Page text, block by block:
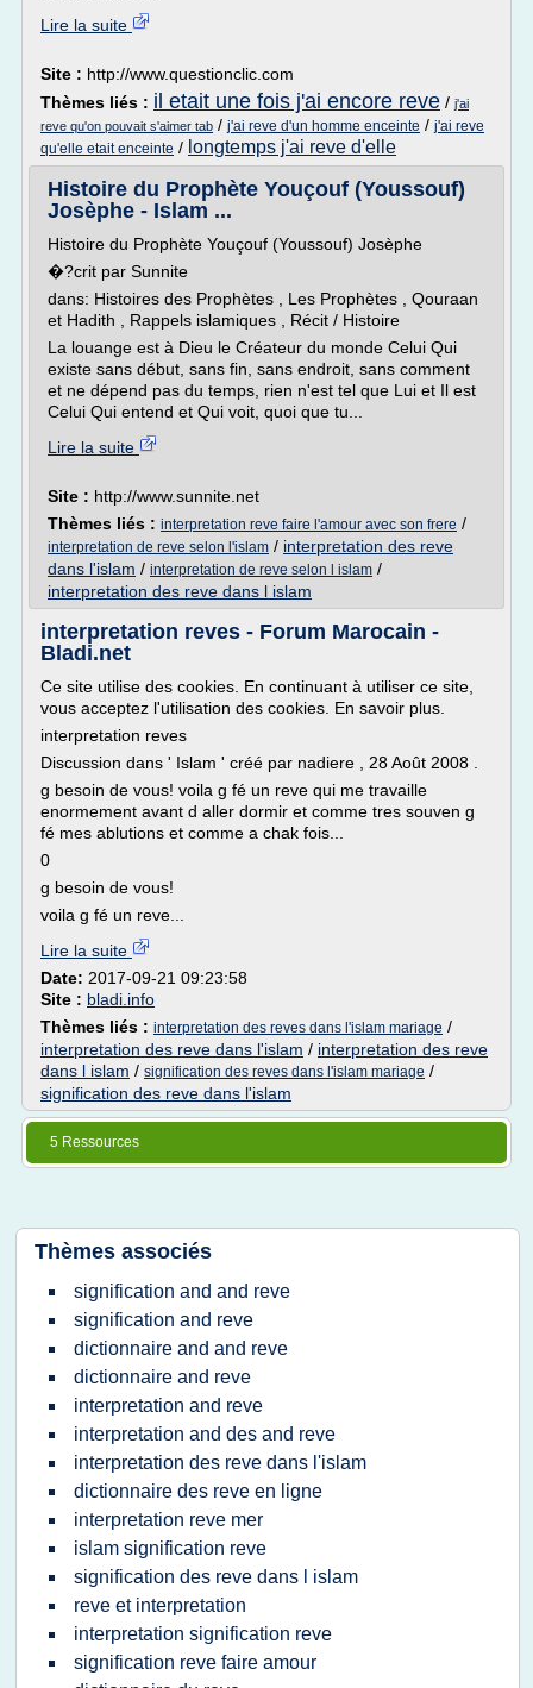
Lire la suite
Site : http://www.questionclic.com
Thèmes liés : il etait une fois j'ai encore reve / j'ai
reve qu'on pouvait s'aimer tab / j'ai reve d'un homme enceinte / j'ai reve
qu'elle etait enceinte / longtemps j'ai reve d'elle
Histoire du Prophète Youçouf (Youssouf)
Josèphe - Islam ...
Histoire du Prophète Youçouf (Youssouf) Josèphe
�?crit par Sunnite
dans: Histoires des Prophètes , Les Prophètes , Qouraan
et Hadith , Rappels islamiques , Récit / Histoire
La louange est à Dieu le Créateur du monde Celui Qui
existe sans début, sans fin, sans endroit, sans comment
et ne dépend pas du temps, rien n'est tel que Lui et Il est
Celui Qui entend et Qui voit, quoi que tu...
Lire la suite
Site : http://www.sunnite.net
Thèmes liés : interpretation reve faire l'amour avec son frere /
interpretation de reve selon l'islam / interpretation des reve
dans l'islam / interpretation de reve selon l islam /
interpretation des reve dans l islam
interpretation reves - Forum Marocain -
Bladi.net
Ce site utilise des cookies. En continuant à utiliser ce site,
vous acceptez l'utilisation des cookies. En savoir plus.
interpretation reves
Discussion dans ' Islam ' créé par nadiere , 28 Août 2008 .
g besoin de vous! voila g fé un reve qui me travaille
enormement avant d aller dormir et comme tres souven g
fé mes ablutions et comme a chak fois...
0
g besoin de vous!
voila g fé un reve...
Lire la suite
Date: 2017-09-21 09:23:58
Site : bladi.info
Thèmes liés : interpretation des reves dans l'islam mariage /
interpretation des reve dans l'islam / interpretation des reve
dans l islam / signification des reves dans l'islam mariage /
signification des reve dans l'islam
5 Ressources
Thèmes associés
signification and and reve
signification and reve
dictionnaire and and reve
dictionnaire and reve
interpretation and reve
interpretation and des and reve
interpretation des reve dans l'islam
dictionnaire des reve en ligne
interpretation reve mer
islam signification reve
signification des reve dans l islam
reve et interpretation
interpretation signification reve
signification reve faire amour